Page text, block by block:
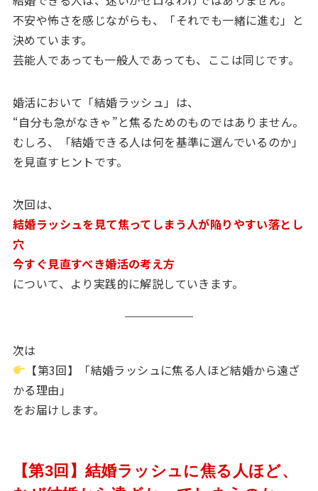
不安や怖さを感じながらも、「それでも一緒に進む」と
決めています。
芸能人であっても一般人であっても、ここは同じです。
婚活において「結婚ラッシュ」は、
“自分も急がなきゃ”と焦るためのものではありません。
むしろ、「結婚できる人は何を基準に選んでいるのか」
を見直すヒントです。
次回は、
結婚ラッシュを見て焦ってしまう人が陥りやすい落とし
穴
今すぐ見直すべき婚活の考え方
について、より実践的に解説していきます。
次は
【第3回】「結婚ラッシュに焦る人ほど結婚から遠ざ
かる理由」
をお届けします。
【第3回】結婚ラッシュに焦る人ほど、